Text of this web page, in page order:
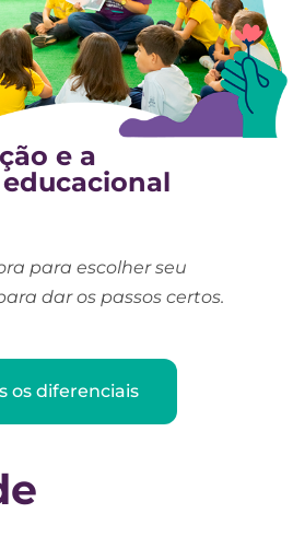
e a
para escolher seu
dar os passos certos.
os diferenciais